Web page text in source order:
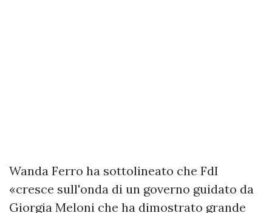
Wanda Ferro ha sottolineato che FdI
«cresce sull'onda di un governo guidato da
Giorgia Meloni che ha dimostrato grande